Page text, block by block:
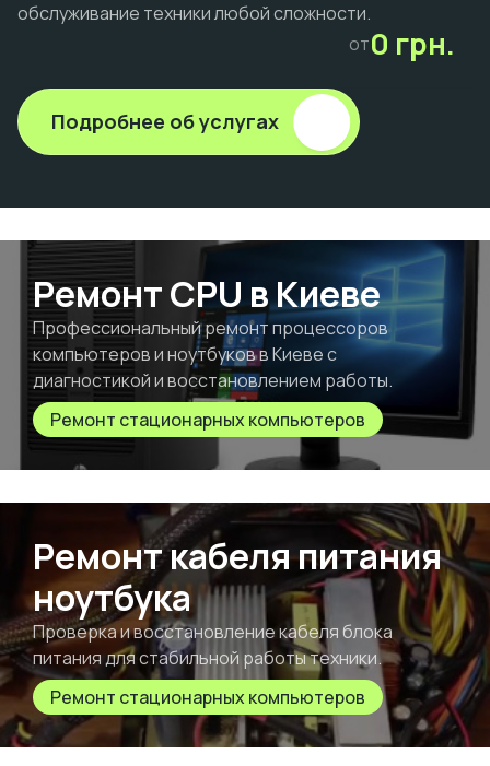
обслуживание техники любой сложности.
от0 грн.
Подробнее об услугах
Ремонт CPU в Киеве
Профессиональный ремонт процессоров
компьютеров и ноутбуков в Киеве с
диагностикой и восстановлением работы.
Ремонт стационарных компьютеров
Ремонт кабеля питания
ноутбука
Проверка и восстановление кабеля блока
питания для стабильной работы техники.
Ремонт стационарных компьютеров